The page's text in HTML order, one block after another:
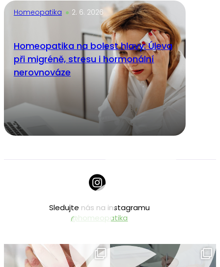
Homeopatika 2. 6. 2026
Homeopatika na bolest hlavy: Úleva
při migréně, stresu i hormonální
nerovnováze
Sledujte nás na instagramu
@homeopatika
homeopatika.cz
Čvc 25
homeopatika.cz
Čvc 16